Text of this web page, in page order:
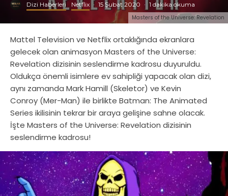
Masters of the Universe: Revelation
Dizi Haberleri Netflix · 15 Şubat 2020 · 1 dakika okuma
Mattel Television ve Netflix ortaklığında ekranlara
gelecek olan animasyon Masters of the Universe:
Revelation dizisinin seslendirme kadrosu duyuruldu.
Oldukça önemli isimlere ev sahipliği yapacak olan dizi,
aynı zamanda Mark Hamill (Skeletor) ve Kevin
Conroy (Mer-Man) ile birlikte Batman: The Animated
Series ikilisinin tekrar bir araya gelişine sahne olacak.
İşte Masters of the Universe: Revelation dizisinin
seslendirme kadrosu!